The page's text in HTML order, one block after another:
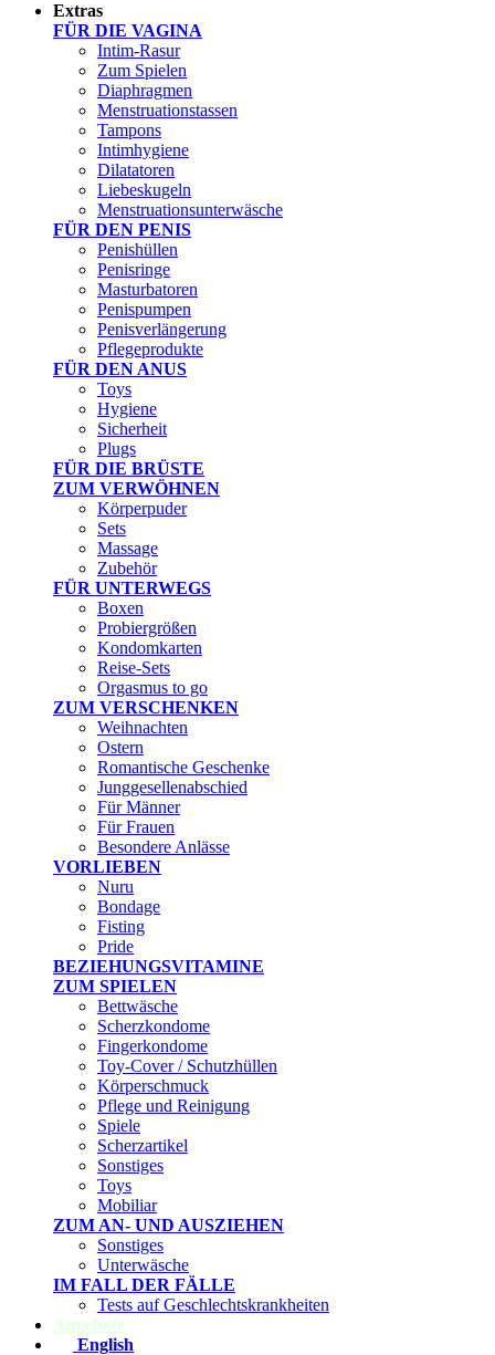
Extras
FÜR DIE VAGINA
Intim-Rasur
Zum Spielen
Diaphragmen
Menstruationstassen
Tampons
Intimhygiene
Dilatatoren
Liebeskugeln
Menstruationsunterwäsche
FÜR DEN PENIS
Penishüllen
Penisringe
Masturbatoren
Penispumpen
Penisverlängerung
Pflegeprodukte
FÜR DEN ANUS
Toys
Hygiene
Sicherheit
Plugs
FÜR DIE BRÜSTE
ZUM VERWÖHNEN
Körperpuder
Sets
Massage
Zubehör
FÜR UNTERWEGS
Boxen
Probiergrößen
Kondomkarten
Reise-Sets
Orgasmus to go
ZUM VERSCHENKEN
Weihnachten
Ostern
Romantische Geschenke
Junggesellenabschied
Für Männer
Für Frauen
Besondere Anlässe
VORLIEBEN
Nuru
Bondage
Fisting
Pride
BEZIEHUNGSVITAMINE
ZUM SPIELEN
Bettwäsche
Scherzkondome
Fingerkondome
Toy-Cover / Schutzhüllen
Körperschmuck
Pflege und Reinigung
Spiele
Scherzartikel
Sonstiges
Toys
Mobiliar
ZUM AN- UND AUSZIEHEN
Sonstiges
Unterwäsche
IM FALL DER FÄLLE
Tests auf Geschlechtskrankheiten
Angebote
English